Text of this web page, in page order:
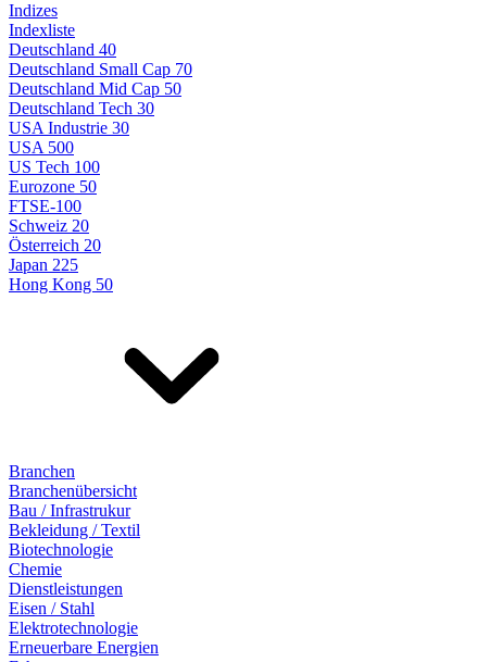
Indizes
Indexliste
Deutschland 40
Deutschland Small Cap 70
Deutschland Mid Cap 50
Deutschland Tech 30
USA Industrie 30
USA 500
US Tech 100
Eurozone 50
FTSE-100
Schweiz 20
Österreich 20
Japan 225
Hong Kong 50
Branchen
Branchenübersicht
Bau / Infrastrukur
Bekleidung / Textil
Biotechnologie
Chemie
Dienstleistungen
Eisen / Stahl
Elektrotechnologie
Erneuerbare Energien